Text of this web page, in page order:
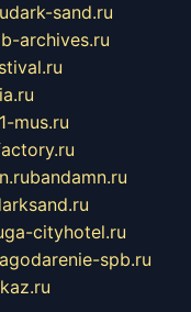
dark-sand.ru
archives.ru
1-mus.ru
bandamn.ru
cityhotel.ru
spb.ru